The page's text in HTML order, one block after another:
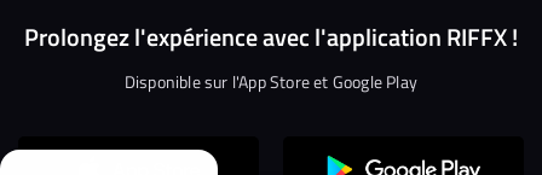
Prolongez l'expérience avec l'application RIFFX !
Disponible sur l'App Store et Google Play